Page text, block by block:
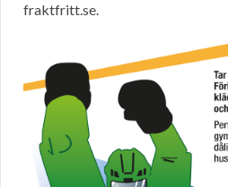
fraktfritt.se.